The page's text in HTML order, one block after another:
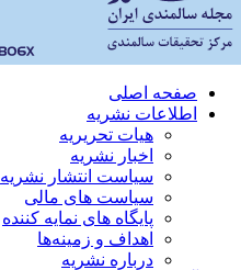
صفحه اصلی
اطلاعات نشریه
هیات تحریریه
اخبار نشریه
سیاست انتشار نشریه
سیاست های مالی
پایگاه های نمایه کننده
اهداف و زمینه‌ها
درباره نشریه